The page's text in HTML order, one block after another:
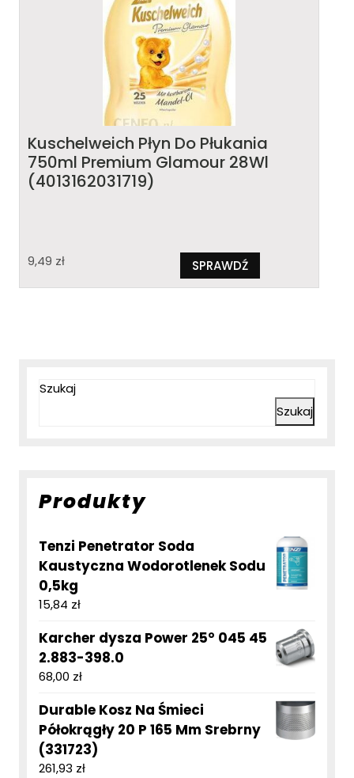
Kuschelweich Płyn Do Płukania
750ml Premium Glamour 28Wl
(4013162031719)
9,49 zł SPRAWDŹ
Szukaj
Szukaj
Produkty
Tenzi Penetrator Soda
Kaustyczna Wodorotlenek Sodu
0,5kg
15,84 zł
Karcher dysza Power 25° 045 45
2.883-398.0
68,00 zł
Durable Kosz Na Śmieci
Półokrągły 20 P 165 Mm Srebrny
(331723)
261,93 zł